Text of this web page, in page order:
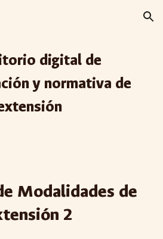
Skip to navigation
digital de
y normativa de
Modalidades de
2